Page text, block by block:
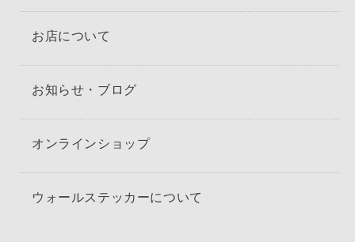
お店について
お知らせ・ブログ
オンラインショップ
ウォールステッカーについて